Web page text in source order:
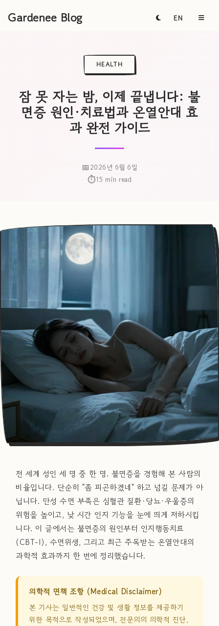
Gardenee Blog EN
HEALTH
잠 못 자는 밤, 이제 끝냅니다: 불
면증 원인·치료법과 온열안대 효
과 완전 가이드
2026년 6월 6일
15 min read
전 세계 성인 세 명 중 한 명. 불면증을 경험해 본 사람의
비율입니다. 단순히 "좀 피곤하겠네" 하고 넘길 문제가 아
닙니다. 만성 수면 부족은 심혈관 질환·당뇨·우울증의
위험을 높이고, 낮 시간 인지 기능을 눈에 띄게 저하시킵
니다. 이 글에서는 불면증의 원인부터 인지행동치료
(CBT-I), 수면위생, 그리고 최근 주목받는 온열안대의
과학적 효과까지 한 번에 정리했습니다.
의학적 면책 조항 (Medical Disclaimer)
본 기사는 일반적인 건강 및 생활 정보를 제공하기
위한 목적으로 작성되었으며, 전문의의 의학적 진단,